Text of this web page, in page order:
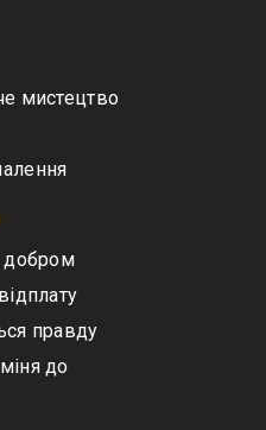
мистецтво
добром
правду
до